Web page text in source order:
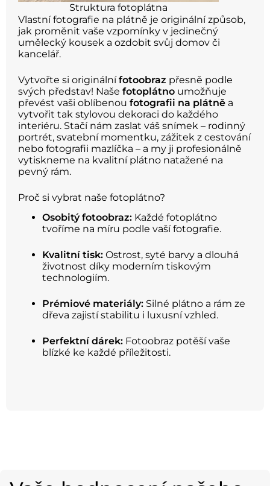
Struktura fotoplátna
Vlastní fotografie na plátně je originální způsob,
jak proměnit vaše vzpomínky v jedinečný
umělecký kousek a ozdobit svůj domov či
kancelář.
Vytvořte si originálnífotoobraz přesně podle
svých představ! Naše fotoplátno umožňuje
převést vaši oblíbenou fotografii na plátně a
vytvořit tak stylovou dekoraci do každého
interiéru. Stačí nám zaslat váš snímek – rodinný
portrét, svatební momentku, zážitek z cestování
nebo fotografii mazlíčka – a my ji profesionálně
vytiskneme na kvalitní plátno natažené na
pevný rám.
Proč si vybrat naše fotoplátno?
Osobitý fotoobraz: Každé fotoplátno
tvoříme na míru podle vaší fotografie.
Kvalitní tisk: Ostrost, syté barvy a dlouhá
životnost díky moderním tiskovým
technologiím.
Prémiové materiály: Silné plátno a rám ze
dřeva zajistí stabilitu i luxusní vzhled.
Perfektní dárek: Fotoobraz potěší vaše
blízké ke každé příležitosti.